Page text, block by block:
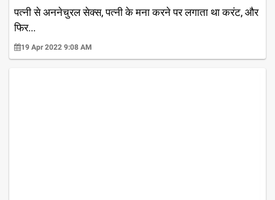
पत्नी से अननेचुरल सेक्स, पत्नी के मना करने पर लगाता था करंट, और
फिर...
19 Apr 2022 9:08 AM